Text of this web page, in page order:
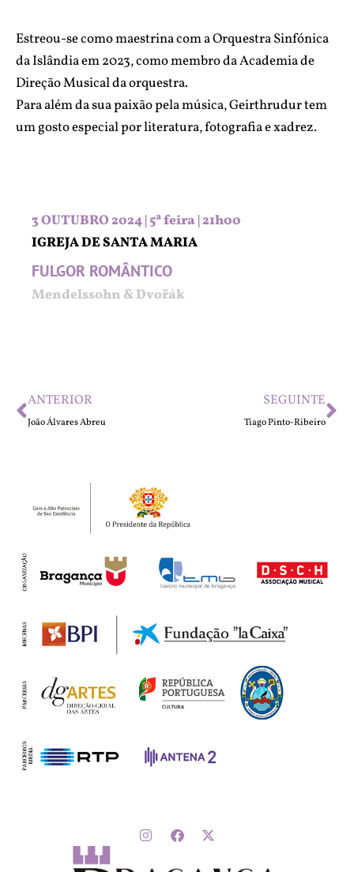
Estreou-se como maestrina com a Orquestra Sinfónica
da Islândia em 2023, como membro da Academia de
Direção Musical da orquestra.
Para além da sua paixão pela música, Geirthrudur tem
um gosto especial por literatura, fotografia e xadrez.
3 OUTUBRO 2024 | 5ª feira | 21h00
IGREJA DE SANTA MARIA
FULGOR ROMÂNTICO
Mendelssohn & Dvořák
ANTERIOR
João Álvares Abreu
SEGUINTE
Tiago Pinto-Ribeiro